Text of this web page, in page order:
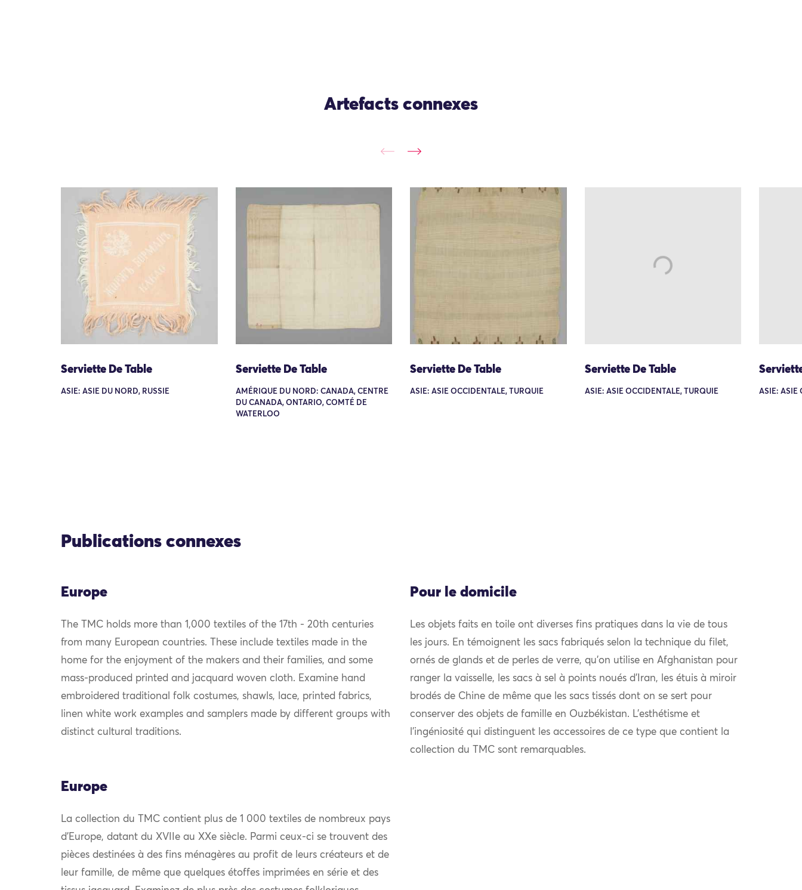
Artefacts connexes
Serviette De Table
ASIE: ASIE DU NORD, RUSSIE
Serviette De Table
AMÉRIQUE DU NORD: CANADA, CENTRE
DU CANADA, ONTARIO, COMTÉ DE
WATERLOO
Serviette De Table
ASIE: ASIE OCCIDENTALE, TURQUIE
Serviette De Table
ASIE: ASIE OCCIDENTALE, TURQUIE ASIE: ASIE
Publications connexes
Europe
The TMC holds more than 1,000 textiles of the 17th - 20th centuries
from many European countries. These include textiles made in the
home for the enjoyment of the makers and their families, and some
mass-produced printed and jacquard woven cloth. Examine hand
embroidered traditional folk costumes, shawls, lace, printed fabrics,
linen white work examples and samplers made by different groups with
distinct cultural traditions.
Pour le domicile
Les objets faits en toile ont diverses fins pratiques dans la vie de tous
les jours. En témoignent les sacs fabriqués selon la technique du filet,
ornés de glands et de perles de verre, qu’on utilise en Afghanistan pour
ranger la vaisselle, les sacs à sel à points noués d’Iran, les étuis à miroir
brodés de Chine de même que les sacs tissés dont on se sert pour
conserver des objets de famille en Ouzbékistan. L’esthétisme et
l’ingéniosité qui distinguent les accessoires de ce type que contient la
collection du TMC sont remarquables.
Europe
La collection du TMC contient plus de 1 000 textiles de nombreux pays
d’Europe, datant du XVIIe au XXe siècle. Parmi ceux-ci se trouvent des
pièces destinées à des fins ménagères au profit de leurs créateurs et de
leur famille, de même que quelques étoffes imprimées en série et des